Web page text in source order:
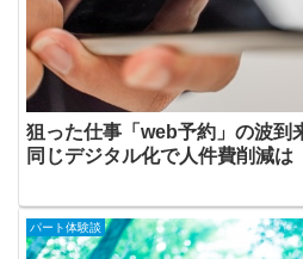
狙った仕事「web予約」の波到
同じデジタル化で人件費削減は
パート体験談